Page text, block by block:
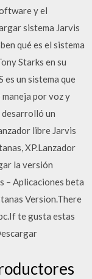
y el
sistema Jarvis
qué es el sistema
Starks en su
es un sistema que
por voz y
desarrolló un
libre Jarvis
XP.Lanzador
la versión
– Aplicaciones beta
Version.There
te gusta estas